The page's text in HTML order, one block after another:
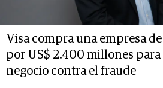
Visa compra una empresa
por US$ 2.400 millones para
negocio contra el fraude